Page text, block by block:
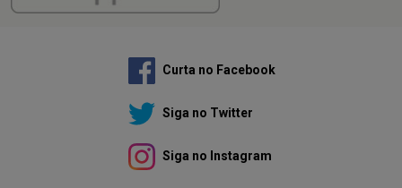
Curta no Facebook
Siga no Twitter
Siga no Instagram